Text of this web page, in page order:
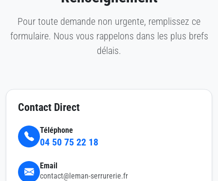
Pour toute demande non urgente, remplissez ce
formulaire. Nous vous rappelons dans les plus brefs
délais.
Contact Direct
Téléphone
04 50 75 22 18
Email
contact@leman-serrurerie.fr